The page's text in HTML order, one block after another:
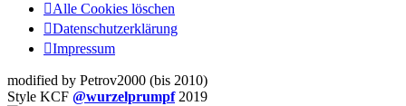
Alle Cookies löschen
Datenschutzerklärung
Impressum
modified by Petrov2000 (bis 2010)
Style KCF @wurzelprumpf2019